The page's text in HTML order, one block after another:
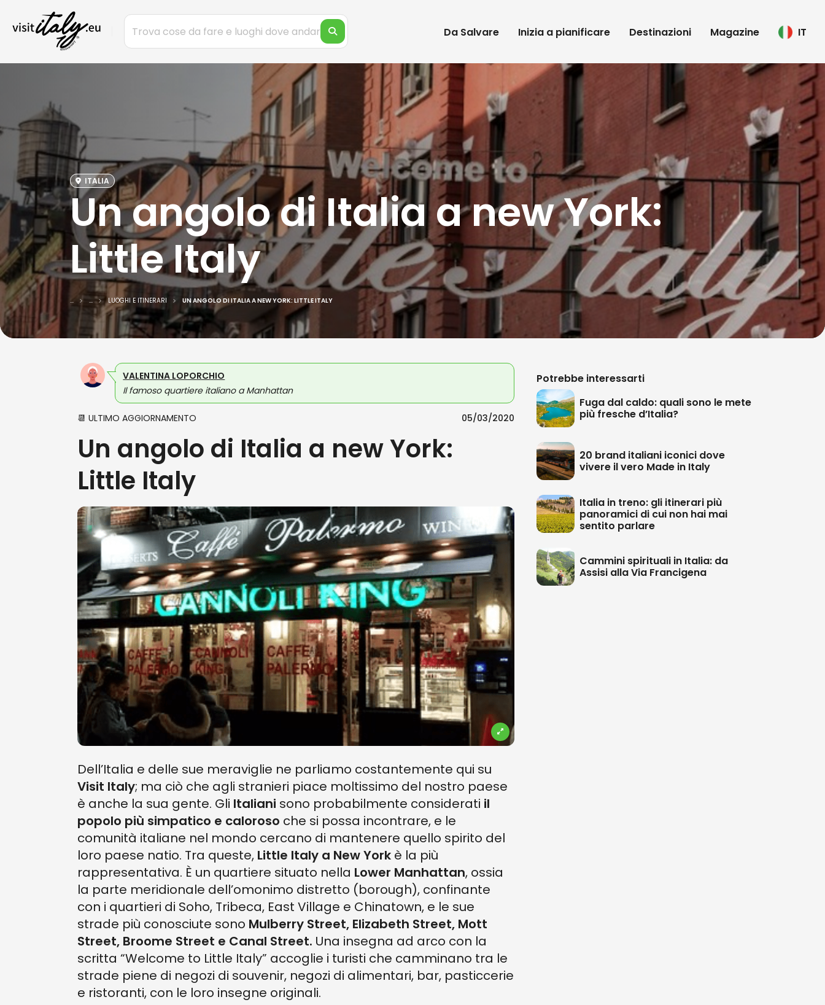
Da Salvare Inizia a pianificare Destinazioni Magazine IT
ITALIA
Un angolo di Italia a new York:
Little Italy
... ... LUOGHI E ITINERARI UN ANGOLO DI ITALIA A NEW YORK: LITTLE ITALY
VALENTINA LOPORCHIO
Il famoso quartiere italiano a Manhattan
📆 ULTIMO AGGIORNAMENTO 05/03/2020
Un angolo di Italia a new York:
Little Italy
Dell’Italia e delle sue meraviglie ne parliamo costantemente qui su
Visit Italy; ma ciò che agli stranieri piace moltissimo del nostro paese
è anche la sua gente. Gli Italiani sono probabilmente considerati il
popolo più simpatico e caloroso che si possa incontrare, e le
comunità italiane nel mondo cercano di mantenere quello spirito del
loro paese natio. Tra queste, Little Italy a New York è la più
rappresentativa. È un quartiere situato nella Lower Manhattan, ossia
la parte meridionale dell’omonimo distretto (borough), confinante
con i quartieri di Soho, Tribeca, East Village e Chinatown, e le sue
strade più conosciute sono Mulberry Street, Elizabeth Street, Mott
Street, Broome Street e Canal Street. Una insegna ad arco con la
scritta “Welcome to Little Italy” accoglie i turisti che camminano tra le
strade piene di negozi di souvenir, negozi di alimentari, bar, pasticcerie
e ristoranti, con le loro insegne originali.
Potrebbe interessarti
Fuga dal caldo: quali sono le mete
più fresche d’Italia?
20 brand italiani iconici dove
vivere il vero Made in Italy
Italia in treno: gli itinerari più
panoramici di cui non hai mai
sentito parlare
Cammini spirituali in Italia: da
Assisi alla Via Francigena